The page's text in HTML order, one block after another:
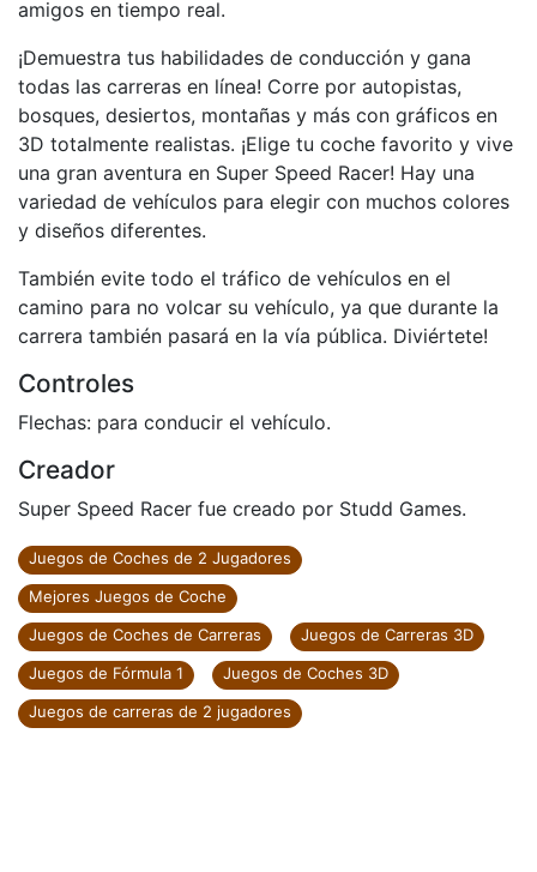
amigos en tiempo real.
¡Demuestra tus habilidades de conducción y gana
todas las carreras en línea! Corre por autopistas,
bosques, desiertos, montañas y más con gráficos en
3D totalmente realistas. ¡Elige tu coche favorito y vive
una gran aventura en Super Speed Racer! Hay una
variedad de vehículos para elegir con muchos colores
y diseños diferentes.
También evite todo el tráfico de vehículos en el
camino para no volcar su vehículo, ya que durante la
carrera también pasará en la vía pública. Diviértete!
Controles
Flechas: para conducir el vehículo.
Creador
Super Speed Racer fue creado por Studd Games.
Juegos de Coches de 2 Jugadores
Mejores Juegos de Coche
Juegos de Coches de Carreras
Juegos de Carreras 3D
Juegos de Fórmula 1
Juegos de Coches 3D
Juegos de carreras de 2 jugadores